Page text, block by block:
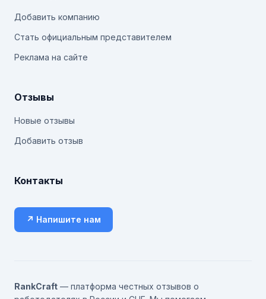
Добавить компанию
Стать официальным представителем
Реклама на сайте
Отзывы
Новые отзывы
Добавить отзыв
Контакты
↗ Напишите нам
RankCraft — платформа честных отзывов о